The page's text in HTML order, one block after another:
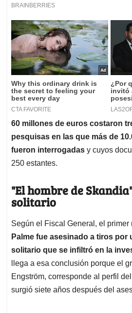
60 millones de euros costaron
pesquisas en las que más de
fueron interrogadas y cuyos
250 estantes.
"El hombre de
solitario
Según el Fiscal General, el primer
Palme fue asesinado a tiros por
solitario que se infiltró en la
llega a esa conclusión porque el
Engström, corresponde al perfil
surgió siete años después del